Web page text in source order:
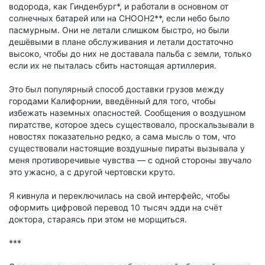
водорода, как Гинденбург*, и работали в основном от
солнечных батарей или на CHOOH2**, если небо было
пасмурным. Они не летали слишком быстро, но были
дешёвыми в плане обслуживания и летали достаточно
высоко, чтобы до них не доставала пальба с земли, только
если их не пыталась сбить настоящая артиллерия.
Это был популярный способ доставки грузов между
городами Калифорнии, введённый для того, чтобы
избежать наземных опасностей. Сообщения о воздушном
пиратстве, которое здесь существовало, проскальзывали в
новостях показательно редко, а сама мысль о том, что
существовали настоящие воздушные пираты вызывала у
меня противоречивые чувства — с одной стороны звучало
это ужасно, а с другой чертовски круто.
Я кивнула и переключилась на свой интерфейс, чтобы
оформить цифровой перевод 10 тысяч эдди на счёт
доктора, стараясь при этом не морщиться.
***